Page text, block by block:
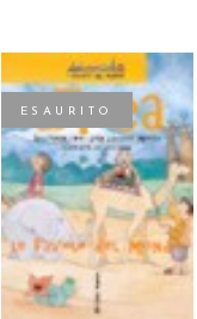
ESAURITO
LEGGI TUTTO